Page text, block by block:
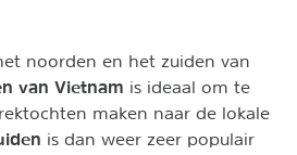
noorden en het zuiden van
van Vietnam is ideaal om te
maken naar de lokale
is dan weer zeer populair